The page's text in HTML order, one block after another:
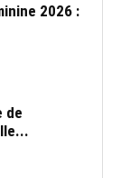
2026 :
de